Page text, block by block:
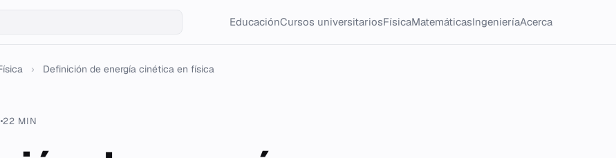
EducaciónCursos universitariosFísicaMatemáticasIngenieríaAcerca
› Definición de energía cinética en física
22 MIN